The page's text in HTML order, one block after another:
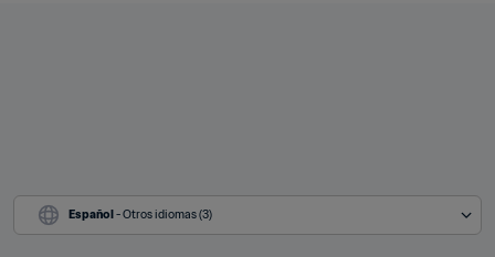
Español - Otros idiomas (3)